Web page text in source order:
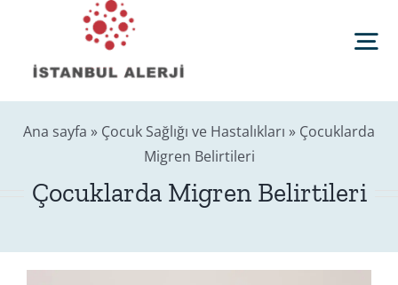
content
Anasayfa
Sağlık Rehberi
Editörler
Ana sayfa » Çocuk Sağlığı ve Hastalıkları » Çocuklarda
Migren Belirtileri
Çocuklarda Migren Belirtileri